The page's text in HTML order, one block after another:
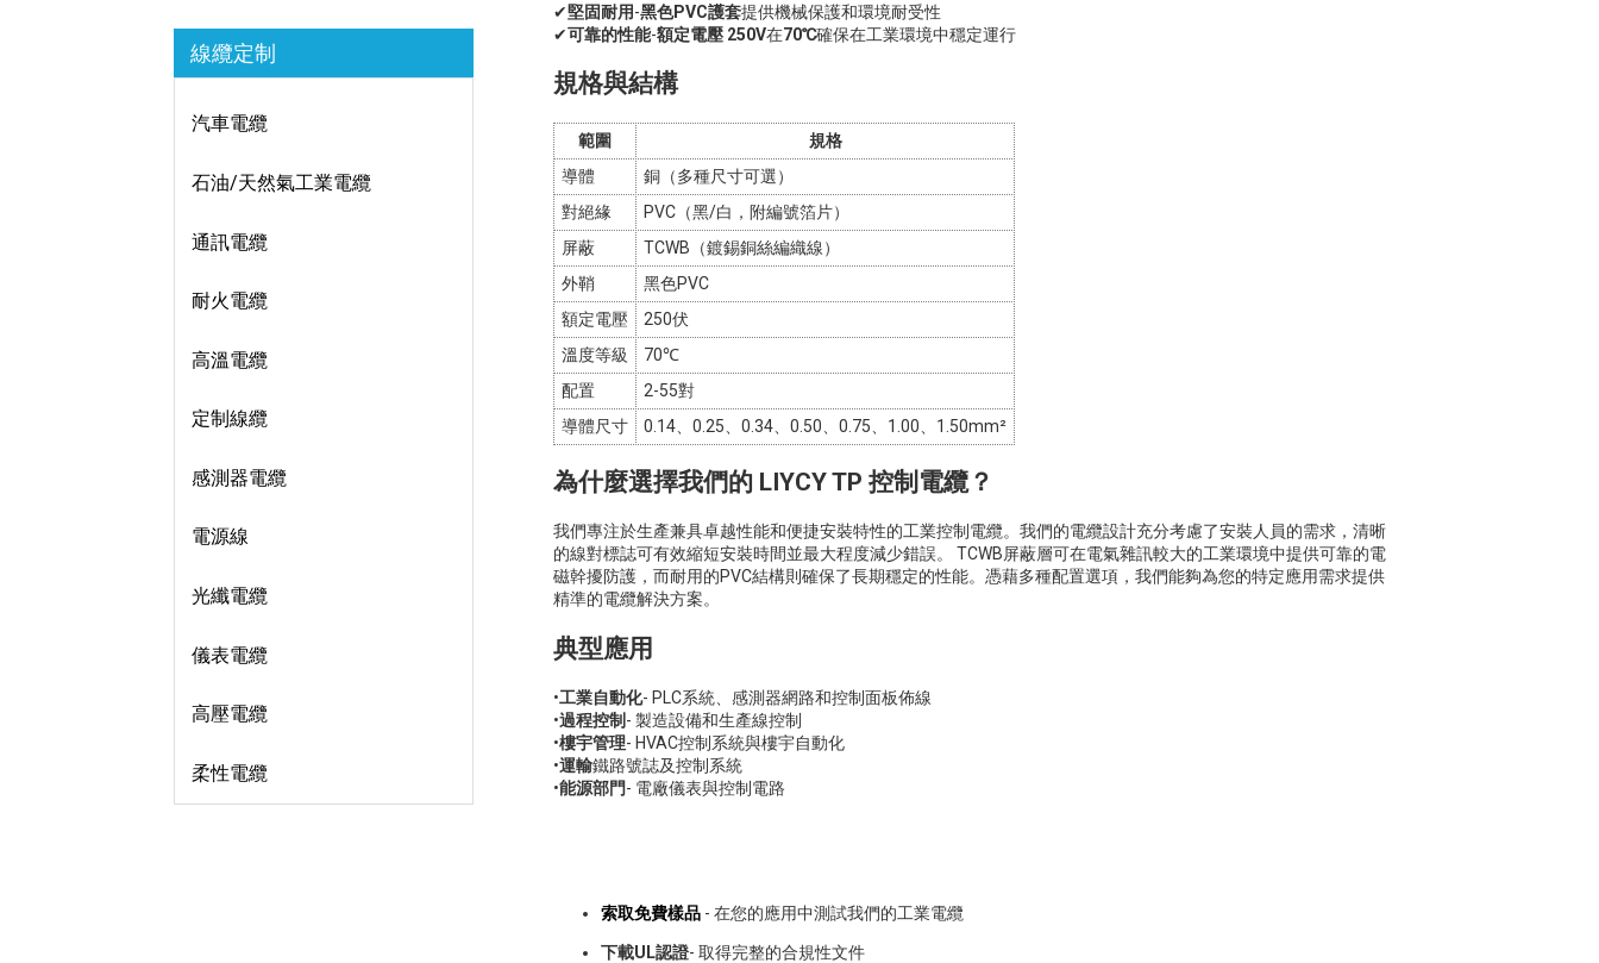
線纜定制
汽車電纜
石油/天然氣工業電纜
通訊電纜
耐火電纜
高溫電纜
定制線纜
感測器電纜
電源線
光纖電纜
儀表電纜
高壓電纜
柔性電纜
✔堅固耐用-黑色PVC護套提供機械保護和環境耐受性
✔可靠的性能-額定電壓 250V在70℃確保在工業環境中穩定運行
規格與結構
範圍
規格
導體
銅（多種尺寸可選）
對絕緣
PVC（黑/白，附編號箔片）
屏蔽
TCWB（鍍錫銅絲編織線）
外鞘
黑色PVC
額定電壓
250伏
溫度等級
70℃
配置
2-55對
導體尺寸
0.14、0.25、0.34、0.50、0.75、1.00、1.50mm²
為什麼選擇我們的 LIYCY TP 控制電纜？
我們專注於生產兼具卓越性能和便捷安裝特性的工業控制電纜。我們的電纜設計充分考慮了安裝人員的需求，清晰
的線對標誌可有效縮短安裝時間並最大程度減少錯誤。 TCWB屏蔽層可在電氣雜訊較大的工業環境中提供可靠的電
磁幹擾防護，而耐用的PVC結構則確保了長期穩定的性能。憑藉多種配置選項，我們能夠為您的特定應用需求提供
精準的電纜解決方案。
典型應用
•工業自動化- PLC系統、感測器網路和控制面板佈線
•過程控制 - 製造設備和生產線控制
•樓宇管理- HVAC控制系統與樓宇自動化
•運輸鐵路號誌及控制系統
•能源部門- 電廠儀表與控制電路
索取免費樣品 - 在您的應用中測試我們的工業電纜
下載UL認證- 取得完整的合規性文件